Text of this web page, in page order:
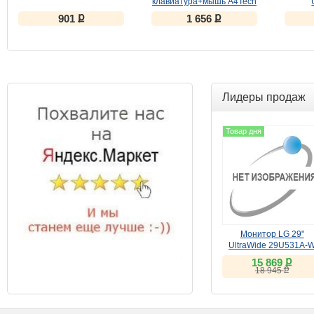
901 ք
A4 Fstyler F1010
клав:черный/оранжевый
1 656ք
Лидеры продаж
Товар дня
Монитор LG 29"
UltraWide 29U531A-
(IPS, 100Hz)
15 869ք
18 945ք